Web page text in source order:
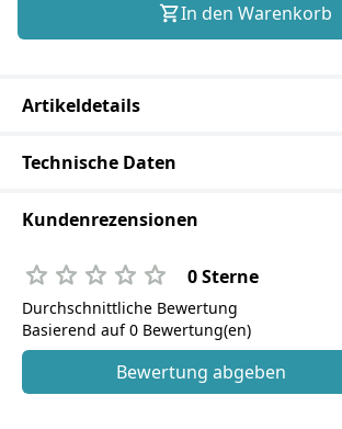
In den Warenkorb
Artikeldetails
Technische Daten
Kundenrezensionen
0 Sterne
Durchschnittliche Bewertung
Basierend auf 0 Bewertung(en)
Bewertung abgeben